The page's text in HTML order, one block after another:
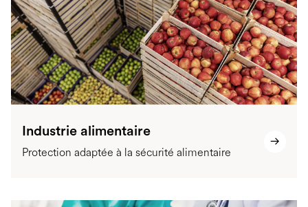
Industrie alimentaire
Protection adaptée à la sécurité alimentaire